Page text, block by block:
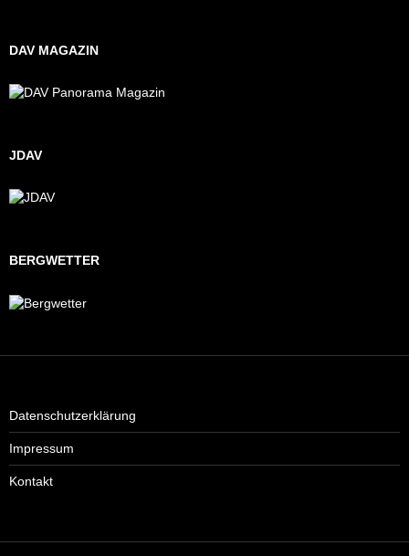
DAV MAGAZIN
JDAV
BERGWETTER
Datenschutzerklärung
Impressum
Kontakt